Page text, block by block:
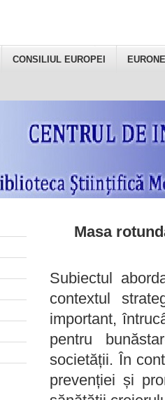
CONSILIUL EUROPEI
Masa
Subiectul
contextul
important,
pentru
societății. În
prevenției și